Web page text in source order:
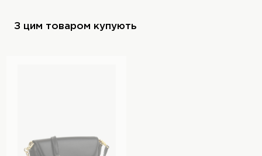
З цим товаром купують